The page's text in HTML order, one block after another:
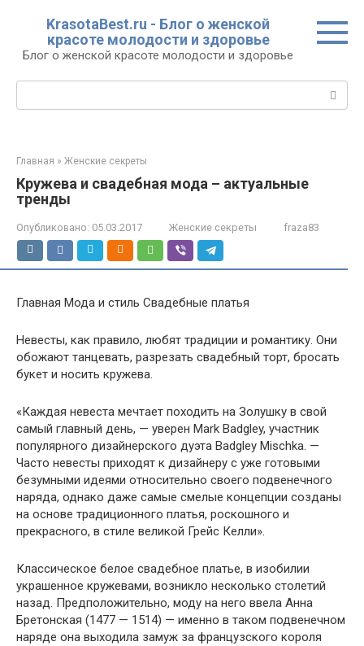
контенту
KrasotaBest.ru - Блог о женской
красоте молодости и здоровье
Блог о женской красоте молодости и здоровье
Главная » Женские секреты
Кружева и свадебная мода – актуальные
тренды
Опубликовано: 05.03.2017 Женские секреты fraza83
Главная Мода и стиль Свадебные платья
Невесты, как правило, любят традиции и романтику. Они
обожают танцевать, разрезать свадебный торт, бросать
букет и носить кружева.
«Каждая невеста мечтает походить на Золушку в свой
самый главный день, — уверен Mark Badgley, участник
популярного дизайнерского дуэта Badgley Mischka. —
Часто невесты приходят к дизайнеру с уже готовыми
безумными идеями относительно своего подвенечного
наряда, однако даже самые смелые концепции созданы
на основе традиционного платья, роскошного и
прекрасного, в стиле великой Грейс Келли».
Классическое белое свадебное платье, в изобилии
украшенное кружевами, возникло несколько столетий
назад. Предположительно, моду на него ввела Анна
Бретонская (1477 — 1514) — именно в таком подвенечном
наряде она выходила замуж за французского короля